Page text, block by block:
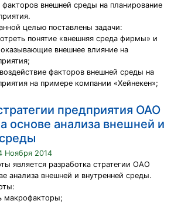
факторов внешней среды на планирование
целью поставлены задачи:
понятие «внешняя среда фирмы» и
внешнее влияние на
факторов внешней среды на
на примере компании «Хейнекен»;
предприятия ОАО
основе анализа внешней и
Ноября 2014
является разработка стратегии ОАО
анализа внешней и внутренней среды.
макрофакторы;